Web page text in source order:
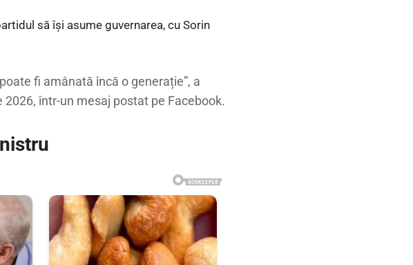
să își asume guvernarea, cu Sorin
fi amânată încă o generație”, a
într-un mesaj postat pe Facebook.